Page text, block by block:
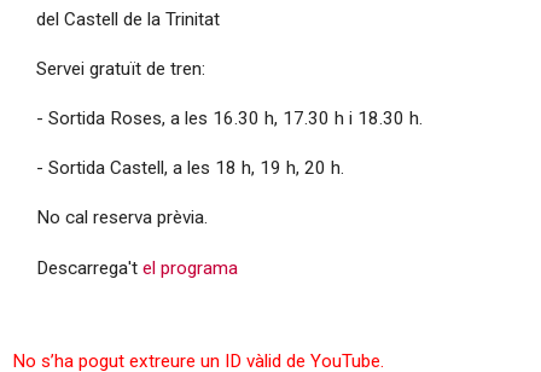
del Castell de la Trinitat
Servei gratuït de tren:
- Sortida Roses, a les 16.30 h, 17.30 h i 18.30 h.
- Sortida Castell, a les 18 h, 19 h, 20 h.
No cal reserva prèvia.
Descarrega't el programa
No s’ha pogut extreure un ID vàlid de YouTube.